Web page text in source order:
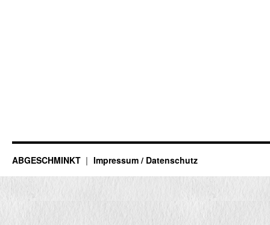
ABGESCHMINKT Impressum / Datenschutz